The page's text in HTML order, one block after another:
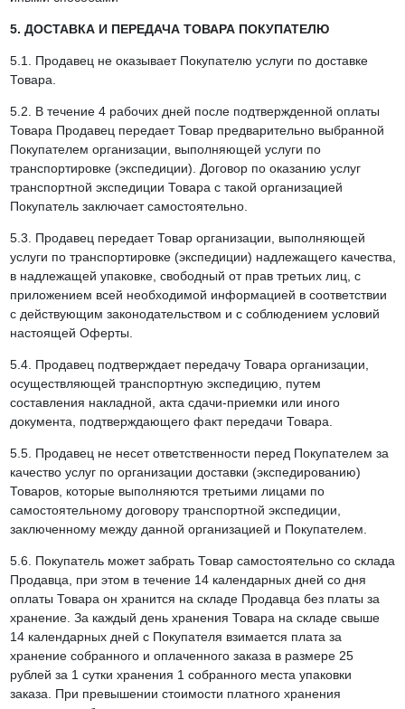
5. ДОСТАВКА И ПЕРЕДАЧА ТОВАРА ПОКУПАТЕЛЮ
5.1. Продавец не оказывает Покупателю услуги по доставке
Товара.
5.2. В течение 4 рабочих дней после подтвержденной оплаты
Товара Продавец передает Товар предварительно выбранной
Покупателем организации, выполняющей услуги по
транспортировке (экспедиции). Договор по оказанию услуг
транспортной экспедиции Товара с такой организацией
Покупатель заключает самостоятельно.
5.3. Продавец передает Товар организации, выполняющей
услуги по транспортировке (экспедиции) надлежащего качества,
в надлежащей упаковке, свободный от прав третьих лиц, с
приложением всей необходимой информацией в соответствии
с действующим законодательством и с соблюдением условий
настоящей Оферты.
5.4. Продавец подтверждает передачу Товара организации,
осуществляющей транспортную экспедицию, путем
составления накладной, акта сдачи-приемки или иного
документа, подтверждающего факт передачи Товара.
5.5. Продавец не несет ответственности перед Покупателем за
качество услуг по организации доставки (экспедированию)
Товаров, которые выполняются третьими лицами по
самостоятельному договору транспортной экспедиции,
заключенному между данной организацией и Покупателем.
5.6. Покупатель может забрать Товар самостоятельно со склада
Продавца, при этом в течение 14 календарных дней со дня
оплаты Товара он хранится на складе Продавца без платы за
хранение. За каждый день хранения Товара на складе свыше
14 календарных дней с Покупателя взимается плата за
хранение собранного и оплаченного заказа в размере 25
рублей за 1 сутки хранения 1 собранного места упаковки
заказа. При превышении стоимости платного хранения